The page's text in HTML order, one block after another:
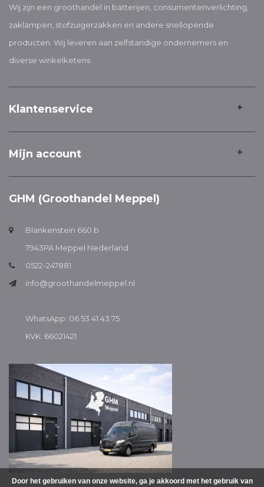
Wij zijn een groothandel in batterijen, consumentenverlichting,
zaklampen, stofzuigerzakken en andere snellopende
producten. Wij leveren aan zelfstandige ondernemers en
diverse winkelketens
Klantenservice
Mijn account
GHM (Groothandel Meppel)
Blankenstein 660 b
7943PA Meppel Nederland
0522-247881
info@groothandelmeppel.nl
WhatsApp: 06 53 41 43 75
KVK: 66021421
Door het gebruiken van onze website, ga je akkoord met het gebruik van